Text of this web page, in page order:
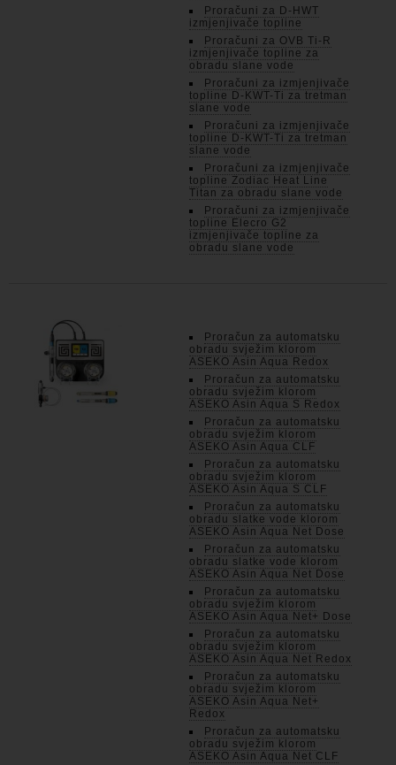
Proračuni za D-HWT
izmjenjivače topline
Proračuni za OVB Ti-R
izmjenjivače topline za
obradu slane vode
Proračuni za izmjenjivače
topline D-KWT-Ti za tretman
slane vode
Proračuni za izmjenjivače
topline D-KWT-Ti za tretman
slane vode
Proračuni za izmjenjivače
topline Zodiac Heat Line
Titan za obradu slane vode
Proračuni za izmjenjivače
topline Elecro G2
izmjenjivače topline za
obradu slane vode
Proračun za automatsku
obradu svježim klorom
ASEKO Asin Aqua Redox
Proračun za automatsku
obradu svježim klorom
ASEKO Asin Aqua S Redox
Proračun za automatsku
obradu svježim klorom
ASEKO Asin Aqua CLF
Proračun za automatsku
obradu svježim klorom
ASEKO Asin Aqua S CLF
Proračun za automatsku
obradu slatke vode klorom
ASEKO Asin Aqua Net Dose
Proračun za automatsku
obradu slatke vode klorom
ASEKO Asin Aqua Net Dose
Proračun za automatsku
obradu svježim klorom
ASEKO Asin Aqua Net+ Dose
Proračun za automatsku
obradu svježim klorom
ASEKO Asin Aqua Net Redox
Proračun za automatsku
obradu svježim klorom
ASEKO Asin Aqua Net+
Redox
Proračun za automatsku
obradu svježim klorom
ASEKO Asin Aqua Net CLF